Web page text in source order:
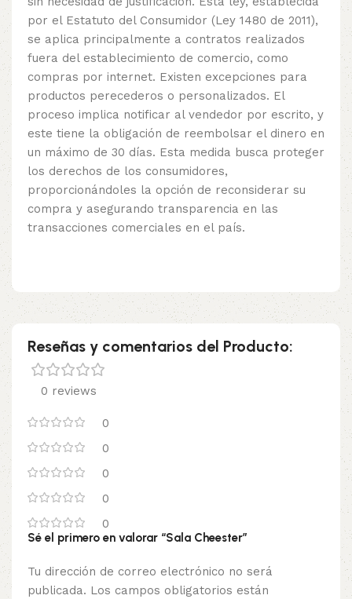
por el Estatuto del Consumidor (Ley 1480 de 2011),
se aplica principalmente a contratos realizados
fuera del establecimiento de comercio, como
compras por internet. Existen excepciones para
productos perecederos o personalizados. El
proceso implica notificar al vendedor por escrito, y
este tiene la obligación de reembolsar el dinero en
un máximo de 30 días. Esta medida busca proteger
los derechos de los consumidores,
proporcionándoles la opción de reconsiderar su
compra y asegurando transparencia en las
transacciones comerciales en el país.
Reseñas y comentarios del Producto:
0 reviews
0
0
0
0
0
Sé el primero en valorar “Sala Cheester”
Tu dirección de correo electrónico no será
publicada. Los campos obligatorios están